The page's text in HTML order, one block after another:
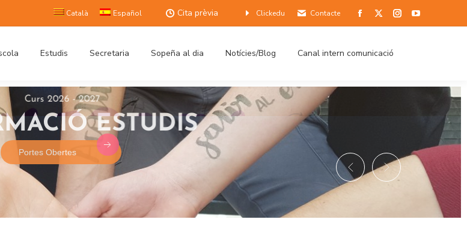
Català Español Cita prèvia Clickedu Contacte
Estudis Secretaria Sopeña al dia Notícies/Blog Canal intern comunicació
Curs 2026 - 2027
ESTUDIS
Portes Obertes